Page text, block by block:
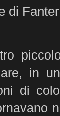
di
in
di